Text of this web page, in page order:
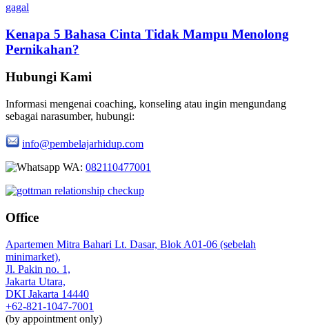
Kenapa 5 Bahasa Cinta Tidak Mampu Menolong
Pernikahan?
Hubungi Kami
Informasi mengenai coaching, konseling atau ingin mengundang
sebagai narasumber, hubungi:
info@pembelajarhidup.com
WA: 082110477001
Office
Apartemen Mitra Bahari Lt. Dasar, Blok A01-06 (sebelah
minimarket),
Jl. Pakin no. 1,
Jakarta Utara,
DKI Jakarta 14440
+62-821-1047-7001
(by appointment only)